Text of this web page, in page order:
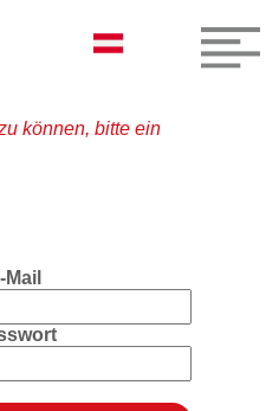
können, bitte ein
Mail